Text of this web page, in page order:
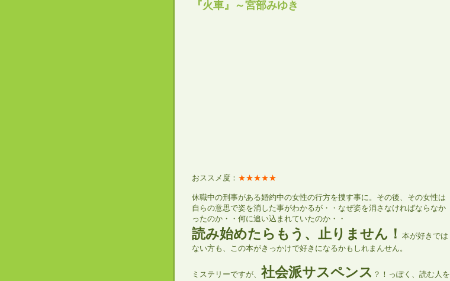
『火車』～宮部みゆき
おススメ度： ★★★★★
休職中の刑事がある婚約中の女性の行方を捜す事に。その後、その女性は
自らの意思で姿を消した事がわかるが・・なぜ姿を消さなければならなか
ったのか・・何に追い込まれていたのか・・
読み始めたらもう、止りません！ 本が好きでは
ない方も、この本がきっかけで好きになるかもしれまんせん。
ミステリーですが、 社会派サスペンス ？！っぽく、読む人を